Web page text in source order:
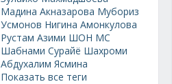
Мадина Акназарова Мубориз
Усмонов Нигина Амонкулова
Рустам Азими ШОН МС
Шабнами Сурайё Шахроми
Абдухалим Ясмина
Показать все теги